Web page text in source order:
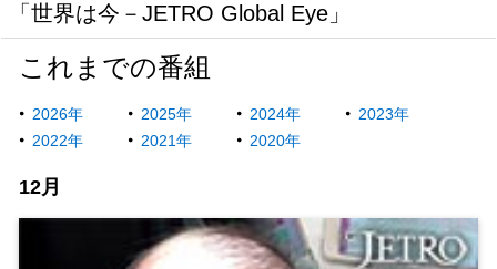
「世界は今－JETRO Global Eye」
これまでの番組
2026年 2025年 2024年
2023年
2022年
2021年 2020年
12月